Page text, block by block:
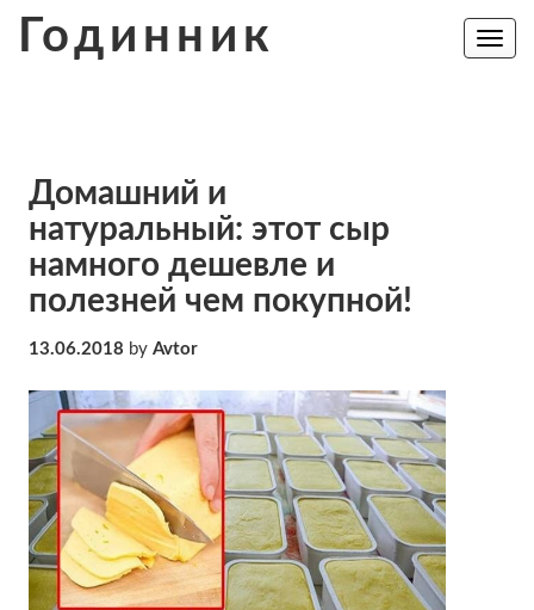
Годинник
Toggle
Домашний и
натуральный: этот сыр
намного дешевле и
полезней чем покупной!
13.06.2018 by Avtor